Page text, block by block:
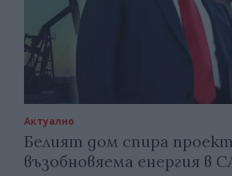
Актуално
Белият дом спира
възобновяема енергия в